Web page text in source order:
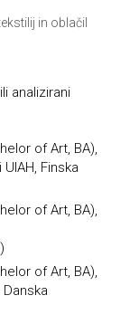
in oblačil
analizirani
of Art, BA),
Finska
of Art, BA),
of Art, BA),